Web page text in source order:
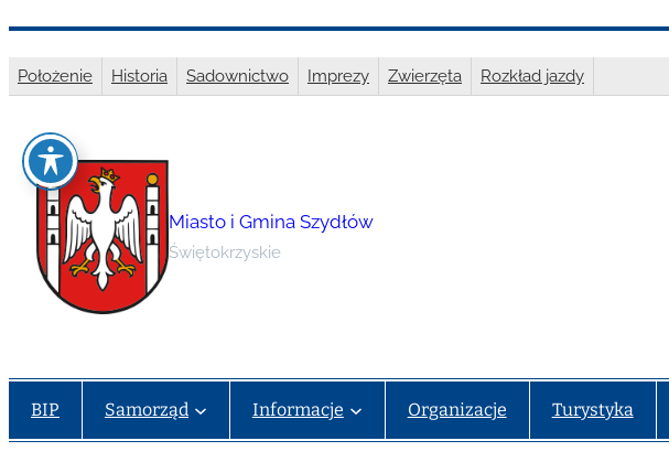
do
Położenie Historia Sadownictwo Imprezy Zwierzęta Rozkład jazdy
Miasto i Gmina Szydłów
Świętokrzyskie
BIP Samorząd Informacje Organizacje Turystyka